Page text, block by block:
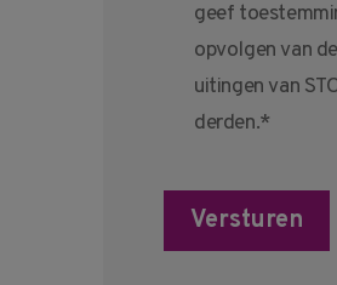
geef
opvolgen van
uitingen van
derden.*
Versturen